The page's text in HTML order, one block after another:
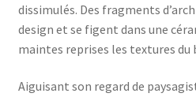
dissimulés. Des fragments
design et se figent dans une
maintes reprises les textures du
Aiguisant son regard de